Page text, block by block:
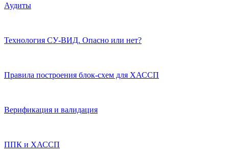
Аудиты
Технология СУ-ВИД. Опасно или нет?
Правила построения блок-схем для ХАССП
Верификация и валидация
ППК и ХАССП